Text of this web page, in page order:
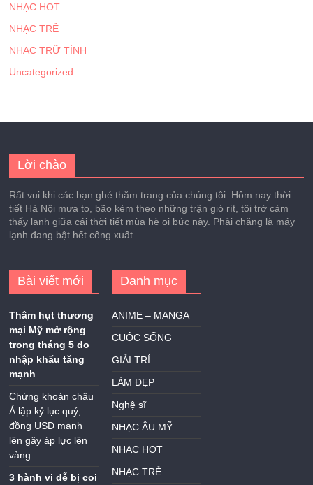
NHẠC HOT
NHẠC TRẺ
NHẠC TRỮ TÌNH
Uncategorized
Lời chào
Rất vui khi các bạn ghé thăm trang của chúng tôi. Hôm nay thời
tiết Hà Nội mưa to, bão kèm theo những trận gió rít, tôi trở cảm
thấy lạnh giữa cái thời tiết mùa hè oi bức này. Phải chăng là máy
lạnh đang bật hết công xuất
Bài viết mới
Thâm hụt thương
mại Mỹ mở rộng
trong tháng 5 do
nhập khẩu tăng
mạnh
Chứng khoán châu
Á lập kỷ lục quý,
đồng USD mạnh
lên gây áp lực lên
vàng
3 hành vi dễ bị coi
Danh mục
ANIME – MANGA
CUỘC SỐNG
GIẢI TRÍ
LÀM ĐẸP
Nghệ sĩ
NHẠC ÂU MỸ
NHẠC HOT
NHẠC TRẺ